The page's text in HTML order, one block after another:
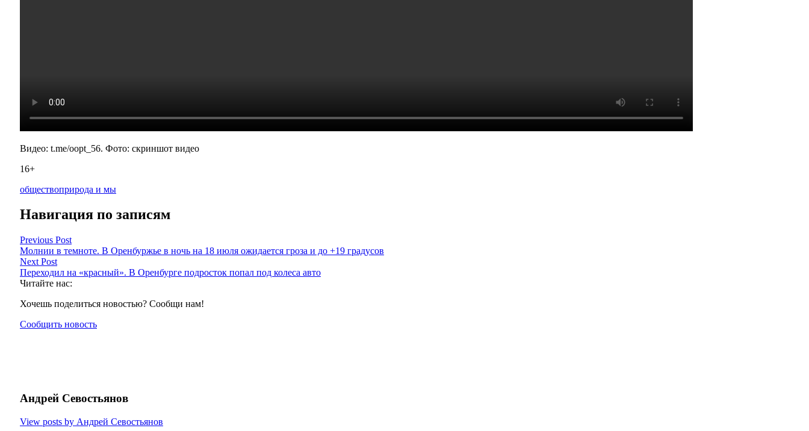
Видео: t.me/oopt_56. Фото: скриншот видео
16+
обществоприрода и мы
Навигация по записям
Previous Post
Молнии в темноте. В Оренбуржье в ночь на 18 июля ожидается гроза и до +19 градусов
Next Post
Переходил на «красный». В Оренбурге подросток попал под колеса авто
Читайте нас:
Хочешь поделиться новостью? Сообщи нам!
Сообщить новость
Андрей Севостьянов
View posts by Андрей Севостьянов